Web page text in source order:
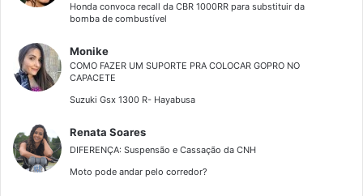
Honda convoca recall da CBR 1000RR para substituir da
bomba de combustível
Monike
COMO FAZER UM SUPORTE PRA COLOCAR GOPRO NO
CAPACETE
Suzuki Gsx 1300 R- Hayabusa
Renata Soares
DIFERENÇA: Suspensão e Cassação da CNH
Moto pode andar pelo corredor?